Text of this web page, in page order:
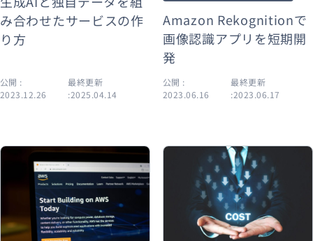
み合わせたサービスの作
り方
公開 :
2023.12.26
最終更新
:2025.04.14
Amazon Rekognitionで
画像認識アプリを短期開
発
公開 :
2023.06.16
最終更新
:2023.06.17